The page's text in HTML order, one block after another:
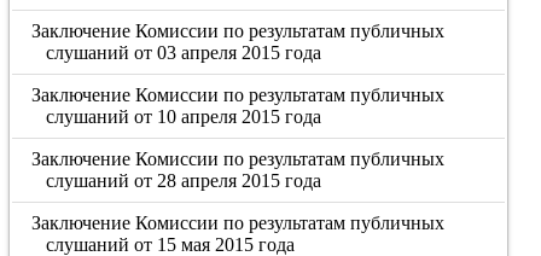
Заключение Комиссии по результатам публичных
слушаний от 03 апреля 2015 года
Заключение Комиссии по результатам публичных
слушаний от 10 апреля 2015 года
Заключение Комиссии по результатам публичных
слушаний от 28 апреля 2015 года
Заключение Комиссии по результатам публичных
слушаний от 15 мая 2015 года